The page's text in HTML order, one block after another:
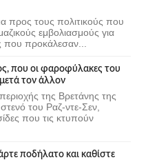
προς τους πολιτικούς που
εμβολιασμούς για
που προκάλεσαν...
που οι φαροφύλακες του
τον άλλον
της Βρετάνης της
του Ραζ-ντε-Σεν,
που τις κτυπούν
ποδήλατο και καθίστε